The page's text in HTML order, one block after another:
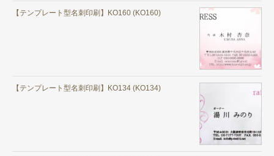
【テンプレート型名刺印刷】KO160 (KO160)
【テンプレート型名刺印刷】KO134 (KO134)